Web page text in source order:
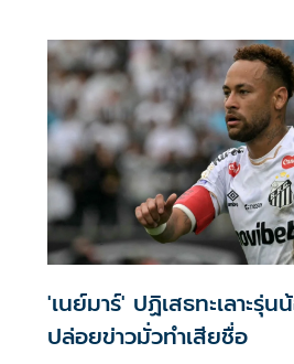
นายยิ่งชีพ อัชฌานนท์ ผู้อำนวยการโค
กฎหมายประชาชน หรือไอลอว์ (iLaw)
พยานและเอกสารบางส่วนที่อ้างว่าเกี่
สมาชิกวุฒิสภา (สว.) มาเปิดเผยต่อสาธ
'เนย์มาร์' ปฏิเสธทะเลาะรุ่
ปล่อยข่าวมั่วทำเสียชื่อ